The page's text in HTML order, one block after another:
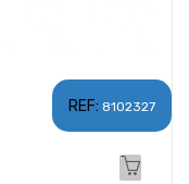
REF: 8102327